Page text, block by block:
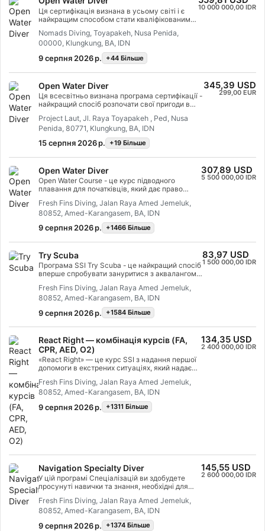
Ця сертифікація визнана в усьому світі і є
найкращим способом стати кваліфікованим
залишиться в пам'яті на все життя.
Поєднання індивідуальних інструктажів і
практичних занять гарантує, що ви отримаєте
навички та досвід, необхідні для того, щоб
Water Diver.
Nomads Diving, Toyapakeh, Nusa Penida,
00000, Klungkung, BA, IDN
9 серпня 2026 р. +44 Бiльше
10 000 000,00 IDR
Open Water Diver
Ця всесвітньо визнана програма сертифікації -
найкращий спосіб розпочати свої пригоди в
Персоналізоване навчання поєднується з
практичними заняттями у воді, щоб
гарантувати, що ви отримаєте навички та
досвід, необхідні для того, щоб відчувати себе
Project Laut, Jl. Raya Toyapakeh , Ped, Nusa
Penida, 80771, Klungkung, BA, IDN
15 серпня 2026 р. +19 Бiльше
345,39 USD
299,00 EUR
Open Water Diver
Open Water Course - це курс підводного
плавання для початківців, який дає право
денний курс, який навчить вас всім основам
підводного плавання, включаючи безпеку,
етикет, збірку/розбірку спорядження, а також
навички, які допоможуть вам стати
закінчується.
Fresh Fins Diving, Jalan Raya Amed Jemeluk,
80852, Amed-Karangasem, BA, IDN
9 серпня 2026 р. +1466 Бiльше
307,89 USD
5 500 000,00 IDR
Try Scuba
Програма SSI Try Scuba - це найкращий спосіб
вперше спробувати зануритися з аквалангом.
наглядом інструктора, щоб ви могли
насолодитися першими незабутніми вдихами
під водою і відчути магію підводного плавання.
Наприкінці цього короткого курсу ви
дайвінгом.Нескінченні пригоди підводного
плавання чекають на вас, і цей курс - це
місце, де все починається без зобов'язань
щодо проходження курсу!
Fresh Fins Diving, Jalan Raya Amed Jemeluk,
80852, Amed-Karangasem, BA, IDN
9 серпня 2026 р. +1584 Бiльше
83,97 USD
1 500 000,00 IDR
React Right — комбінація курсів (FA,
CPR, AED, O2)
«React Right» — це курс SSI з надання першої
допомоги в екстрених ситуаціях, який надає
виконання ролі рятувальника під час медичної
надзвичайної ситуації. У рамках цієї гнучкої
програми дайвінгу ви можете вибрати теми,
які хочете вивчити, зокрема первинну оцінку
(AED). Завдяки поєднанню теоретичних занять
та практичних навчальних сценаріїв ця
програма надасть вам інструменти та
впевненість, необхідні для реагування на
надзвичайні ситуації. До моменту отримання
сертифіката ви зможете діяти як рятувальник
у надзвичайних ситуаціях, надавати First Aid
and CPR, проводити СЛР, подавати кисень та
Fresh Fins Diving, Jalan Raya Amed Jemeluk,
80852, Amed-Karangasem, BA, IDN
9 серпня 2026 р. +1311 Бiльше
134,35 USD
2 400 000,00 IDR
Navigation Specialty Diver
У цій програмі Спеціалізацій ви здобудете
просунуті навички та знання, необхідні для
водою.Ви навчитеся користуватися компасом
та техніками природної навігації, оцінювати
відстань, виходити з визначеної точки та
повертатися до неї, а також освоїте основні
Fresh Fins Diving, Jalan Raya Amed Jemeluk,
80852, Amed-Karangasem, BA, IDN
9 серпня 2026 р. +1374 Бiльше
145,55 USD
2 600 000,00 IDR